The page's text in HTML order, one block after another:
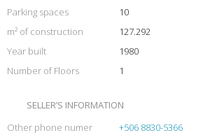
Parking spaces
10
m² of construction
127.292
Year built
1980
Number of Floors
1
SELLER’S INFORMATION
Other phone numer
+506 8830-5366